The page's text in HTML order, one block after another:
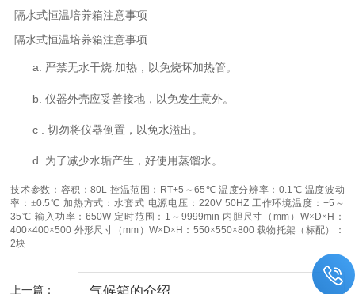
隔水式恒温培养箱注意事项
隔水式恒温培养箱注意事项
a. 严禁无水干烧.加热，以免烧坏加热管。
b.仪器外壳应妥善接地，以免发生意外。
c .切勿将仪器倒置，以免水溢出。
d. 为了减少水垢产生，好使用蒸馏水。
技术参数： 容积：80L控温范围： RT+5 ～65℃ 温度分辨率： 0.1 ℃ 温度波动
率：±0.5℃ 加热方式：水套式 电源电压： 220V 50HZ 工作环境温度： +5 ～
35℃ 输入功率：650W 定时范围： 1 ～ 9999min 内胆尺寸（mm ） W×D×H ：
400×400×500 外形尺寸（mm ）W×D×H ： 550×550×800载物托架（标配）：
2块
上一篇：